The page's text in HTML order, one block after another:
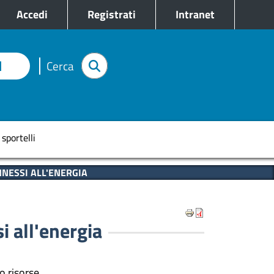
Accedi Registrati Intranet
Cerca
ALL'ENERGIA
all'energia